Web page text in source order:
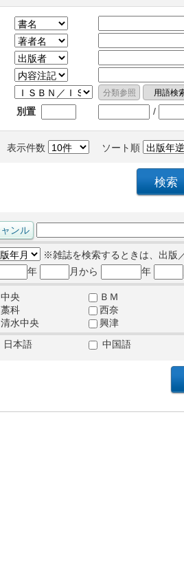
別置 /
表示件数 ソート順
※雑誌を検索するときは、出版
年
月から 年
中央
ＢＭ
藁科
西奈
清水中央
興津
日本語 中国語